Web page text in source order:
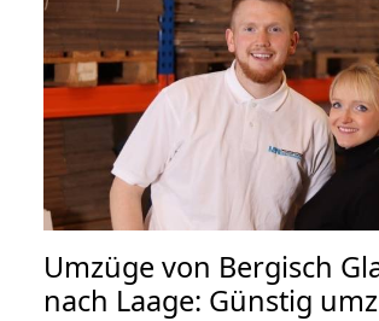
Umzüge von Bergisch
nach Laage: Günstig